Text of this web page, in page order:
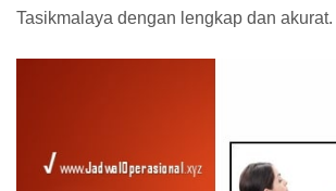
Tasikmalaya dengan lengkap dan akurat.